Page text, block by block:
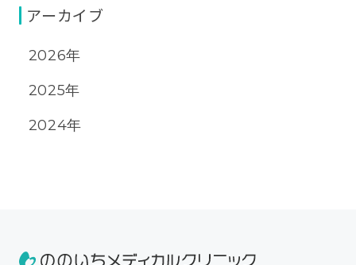
アーカイブ
2026年
2025年
2024年